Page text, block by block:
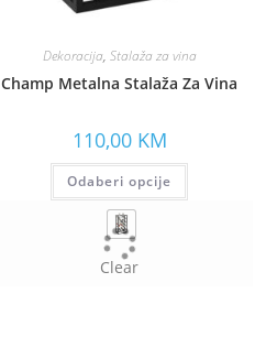
Dekoracija, Stalaža za vina
Champ Metalna Stalaža Za Vina
110,00 KM
Odaberi opcije
Clear